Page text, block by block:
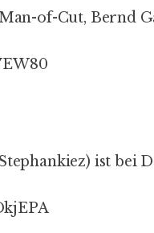
Man-of-Cut, Bernd
ist bei